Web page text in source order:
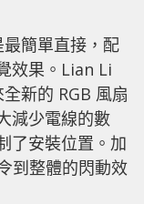
簡單直接，配
效果。Lian Li
新的 RGB 風扇
減少電線的數
了安裝位置。加
到整體的閃動效